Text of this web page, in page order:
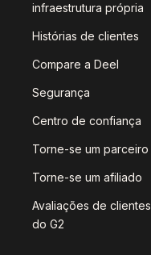
infraestrutura própria
Histórias de clientes
Compare a Deel
Segurança
Centro de confiança
Torne-se um parceiro
Torne-se um afiliado
Avaliações de clientes
do G2